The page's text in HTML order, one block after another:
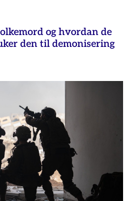
og hvordan de
den til demonisering